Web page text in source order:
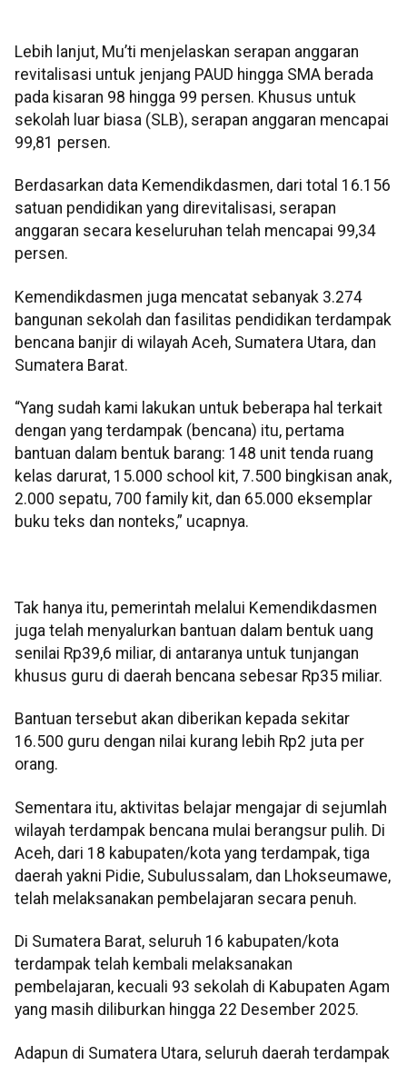
Lebih lanjut, Mu’ti menjelaskan serapan anggaran
revitalisasi untuk jenjang PAUD hingga SMA berada
pada kisaran 98 hingga 99 persen. Khusus untuk
sekolah luar biasa (SLB), serapan anggaran mencapai
99,81 persen.
Berdasarkan data Kemendikdasmen, dari total 16.156
satuan pendidikan yang direvitalisasi, serapan
anggaran secara keseluruhan telah mencapai 99,34
persen.
Kemendikdasmen juga mencatat sebanyak 3.274
bangunan sekolah dan fasilitas pendidikan terdampak
bencana banjir di wilayah Aceh, Sumatera Utara, dan
Sumatera Barat.
“Yang sudah kami lakukan untuk beberapa hal terkait
dengan yang terdampak (bencana) itu, pertama
bantuan dalam bentuk barang: 148 unit tenda ruang
kelas darurat, 15.000 school kit, 7.500 bingkisan anak,
2.000 sepatu, 700 family kit, dan 65.000 eksemplar
buku teks dan nonteks,” ucapnya.
Tak hanya itu, pemerintah melalui Kemendikdasmen
juga telah menyalurkan bantuan dalam bentuk uang
senilai Rp39,6 miliar, di antaranya untuk tunjangan
khusus guru di daerah bencana sebesar Rp35 miliar.
Bantuan tersebut akan diberikan kepada sekitar
16.500 guru dengan nilai kurang lebih Rp2 juta per
orang.
Sementara itu, aktivitas belajar mengajar di sejumlah
wilayah terdampak bencana mulai berangsur pulih. Di
Aceh, dari 18 kabupaten/kota yang terdampak, tiga
daerah yakni Pidie, Subulussalam, dan Lhokseumawe,
telah melaksanakan pembelajaran secara penuh.
Di Sumatera Barat, seluruh 16 kabupaten/kota
terdampak telah kembali melaksanakan
pembelajaran, kecuali 93 sekolah di Kabupaten Agam
yang masih diliburkan hingga 22 Desember 2025.
Adapun di Sumatera Utara, seluruh daerah terdampak